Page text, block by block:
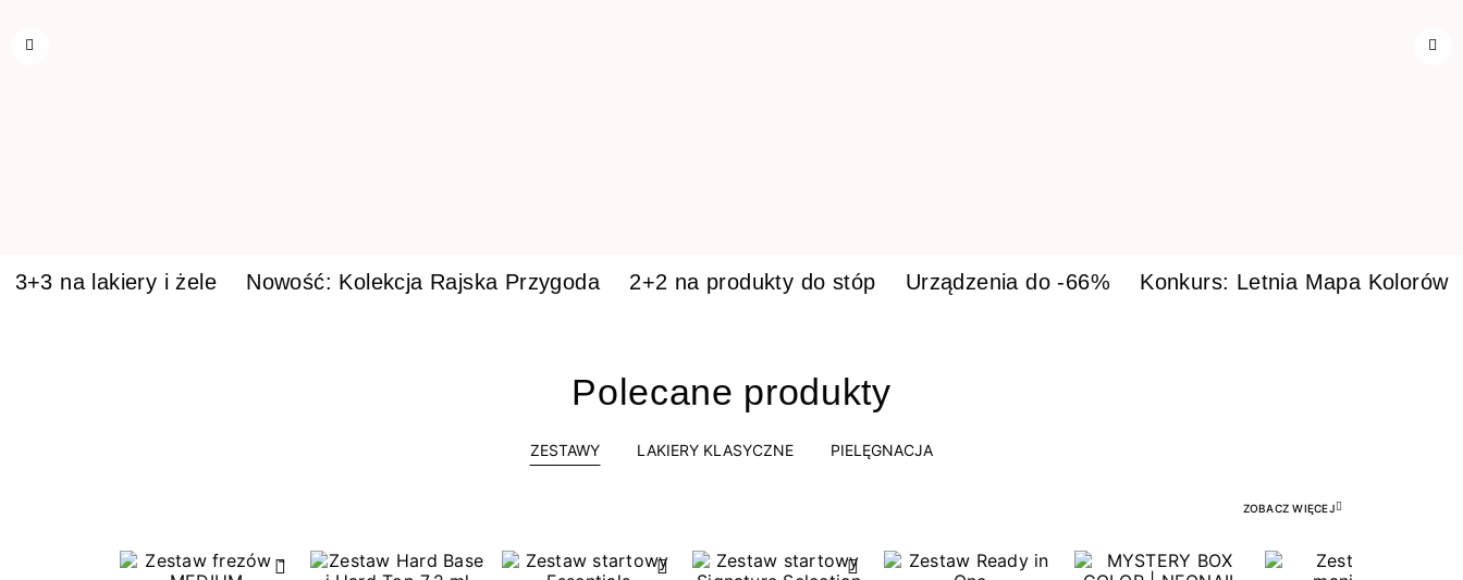
3+3 na lakiery i żele Nowość: Kolekcja Rajska Przygoda 2+2 na produkty do stóp Urządzenia do -66% Konkurs: Letnia Mapa Kolorów
Polecane produkty
ZESTAWY LAKIERY KLASYCZNE PIELĘGNACJA
ZOBACZ WIĘCEJ